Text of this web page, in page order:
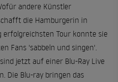
andere Künstler
die Hamburgerin in
erfolgreichsten Tour konnte sie
Fans 'sabbeln und singen'.
jetzt auf einer Blu-Ray Live
Die Blu-ray bringen das